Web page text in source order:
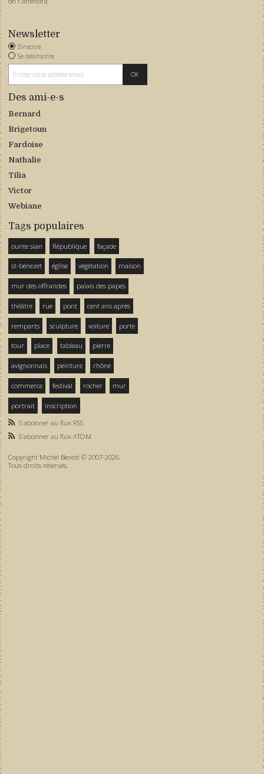
Newsletter
S'inscrire
Se désinscrire
Des ami-e-s
Bernard
Brigetoun
Fardoise
Nathalie
Tilia
Victor
Webiane
Tags populaires
ounte sian République façade
st-bénezet église végétation maison
mur des offrandes palais des papes
théâtre rue pont cent ans après
remparts sculpture voiture porte
tour place tableau pierre
avignonnais peinture rhône
commerce festival rocher mur
portrait
inscription
S'abonner au flux RSS
S'abonner au flux ATOM
Copyright Michel Benoit © 2007-2026.
Tous droits réservés.